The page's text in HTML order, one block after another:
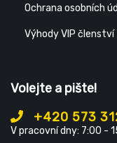
Ochrana osobních
Výhody VIP členství
Volejte a pište!
+420 573
V pracovní dny: 7:00 -